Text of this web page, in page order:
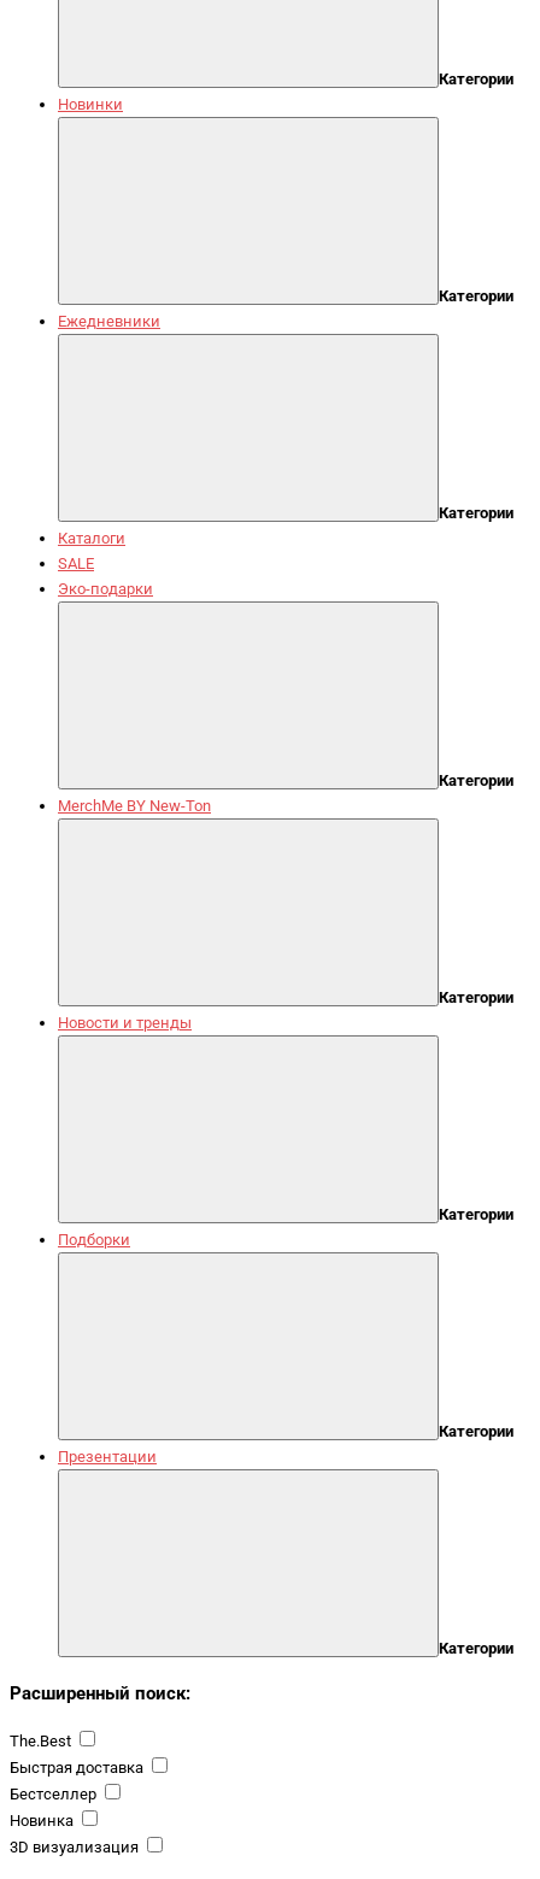
Категории
Новинки
Категории
Ежедневники
Категории
Каталоги
SALE
Эко-подарки
Категории
MerchMe BY New-Ton
Категории
Новости и тренды
Категории
Подборки
Категории
Презентации
Категории
Расширенный поиск:
The.Best
Быстрая доставка
Бестселлер
Новинка
3D визуализация